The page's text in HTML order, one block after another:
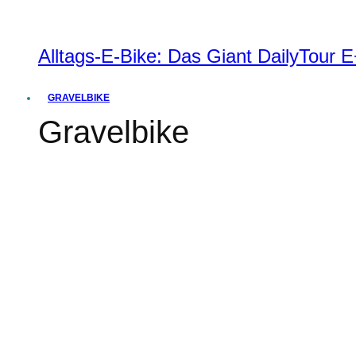
Alltags-E-Bike: Das Giant DailyTour
GRAVELBIKE
Gravelbike